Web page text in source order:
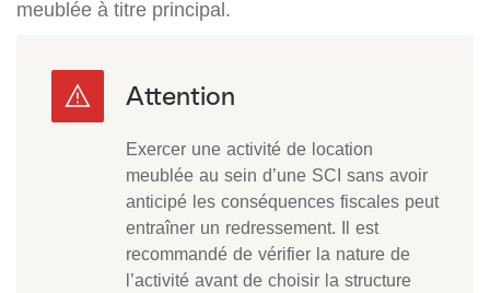
meublée à titre principal.
Exercer une activité de location
meublée au sein d’une SCI sans avoir
anticipé les conséquences fiscales peut
entraîner un redressement. Il est
recommandé de vérifier la nature de
l’activité avant de choisir la structure